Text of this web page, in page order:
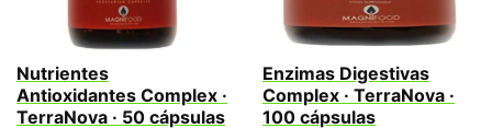
Nutrientes
Antioxidantes Complex ·
TerraNova · 50 cápsulas
Enzimas Digestivas
Complex · TerraNova ·
100 cápsulas